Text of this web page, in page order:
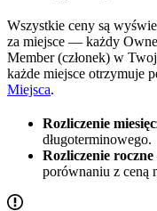
Wszystkie ceny są
za miejsce — każdy
Member (członek) w
każde miejsce otrzymuje
Miejsca.
Rozliczenie
długoterminowego.
Rozliczenie roczne
porównaniu z ceną